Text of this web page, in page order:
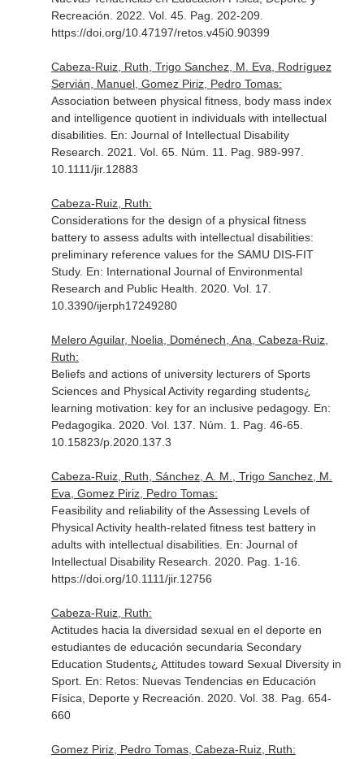
Recreación . 2022. Vol. 45. Pag. 202-209.
https://doi.org/10.47197/retos.v45i0.90399
Cabeza-Ruiz, Ruth, Trigo Sanchez, M. Eva, Rodríguez
Servián, Manuel, Gomez Piriz, Pedro Tomas:
Association between physical fitness, body mass index
and intelligence quotient in individuals with intellectual
disabilities. En: Journal of Intellectual Disability
Research . 2021. Vol. 65. Núm. 11. Pag. 989-997.
10.1111/jir.12883
Cabeza-Ruiz, Ruth:
Considerations for the design of a physical fitness
battery to assess adults with intellectual disabilities:
preliminary reference values for the SAMU DIS-FIT
Study. En: International Journal of Environmental
Research and Public Health . 2020. Vol. 17.
10.3390/ijerph17249280
Melero Aguilar, Noelia, Doménech, Ana, Cabeza-Ruiz,
Ruth:
Beliefs and actions of university lecturers of Sports
Sciences and Physical Activity regarding students¿
learning motivation: key for an inclusive pedagogy. En:
Pedagogika . 2020. Vol. 137. Núm. 1. Pag. 46-65.
10.15823/p.2020.137.3
Cabeza-Ruiz, Ruth, Sánchez, A. M., Trigo Sanchez, M.
Eva, Gomez Piriz, Pedro Tomas:
Feasibility and reliability of the Assessing Levels of
Physical Activity health-related fitness test battery in
adults with intellectual disabilities. En: Journal of
Intellectual Disability Research . 2020. Pag. 1-16.
https://doi.org/10.1111/jir.12756
Cabeza-Ruiz, Ruth:
Actitudes hacia la diversidad sexual en el deporte en
estudiantes de educación secundaria Secondary
Education Students¿ Attitudes toward Sexual Diversity in
Sport. En: Retos: Nuevas Tendencias en Educación
Física, Deporte y Recreación . 2020. Vol. 38. Pag. 654-
660
Gomez Piriz, Pedro Tomas, Cabeza-Ruiz, Ruth: